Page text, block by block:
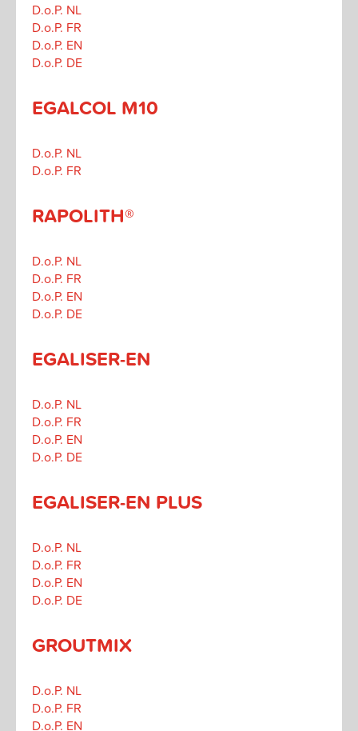
D.o.P. NL
D.o.P. FR
D.o.P. EN
D.o.P. DE
EGALCOL M10
D.o.P. NL
D.o.P. FR
RAPOLITH®
D.o.P. NL
D.o.P. FR
D.o.P. EN
D.o.P. DE
EGALISER-EN
D.o.P. NL
D.o.P. FR
D.o.P. EN
D.o.P. DE
EGALISER-EN PLUS
D.o.P. NL
D.o.P. FR
D.o.P. EN
D.o.P. DE
GROUTMIX
D.o.P. NL
D.o.P. FR
D.o.P. EN